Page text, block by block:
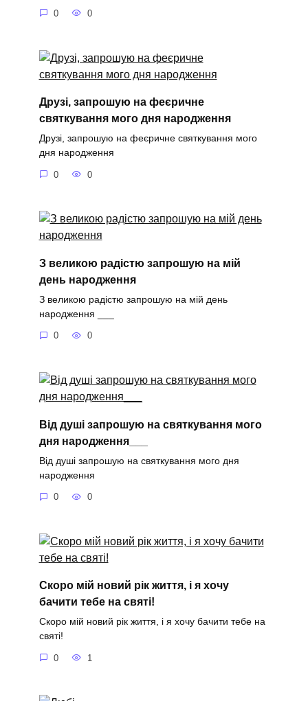
0 0
Друзі, запрошую на феєричне
святкування мого дня народження
Друзі, запрошую на феєричне святкування мого
дня народження
0 0
З великою радістю запрошую на мій
день народження
З великою радістю запрошую на мій день
народження ___
0 0
Від душі запрошую на святкування мого
дня народження___
Від душі запрошую на святкування мого дня
народження
0 0
Скоро мій новий рік життя, і я хочу
бачити тебе на святі!
Скоро мій новий рік життя, і я хочу бачити тебе на
святі!
0 1